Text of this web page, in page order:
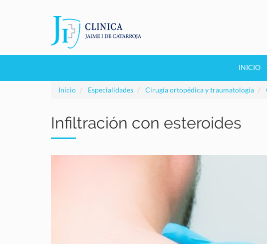
INICIO
Inicio Especialidades Cirugía ortopédica y traumatología
Infiltración con esteroides